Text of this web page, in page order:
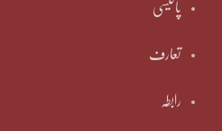
پالیسی
تعارف
رابطہ